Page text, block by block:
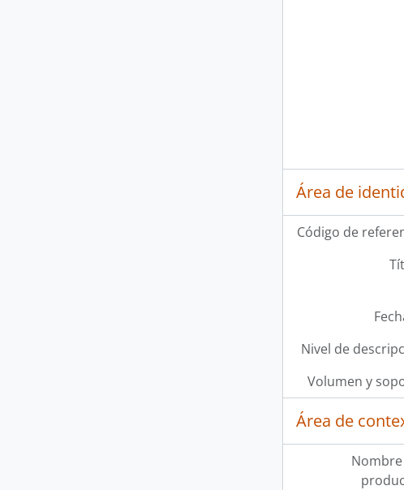
Área de
Código de
Nivel de
Volumen y
Área de